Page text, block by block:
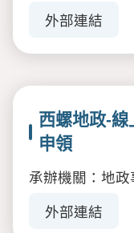
外部連結
西螺地政-線
申領
承辦機關：地
外部連結